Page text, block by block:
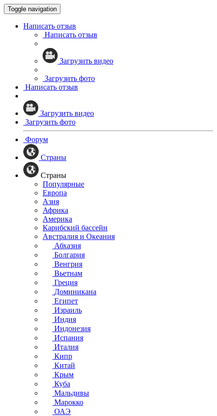
Toggle navigation
Написать отзыв
Написать отзыв
Загрузить видео
Загрузить фото
Написать отзыв
Загрузить видео
Загрузить фото
Форум
Страны
Страны
Популярные
Европа
Азия
Африка
Америка
Карибский бассейн
Австралия и Океания
Абхазия
Болгария
Венгрия
Вьетнам
Греция
Доминикана
Египет
Израиль
Индия
Индонезия
Испания
Италия
Кипр
Китай
Крым
Куба
Мальдивы
Марокко
ОАЭ